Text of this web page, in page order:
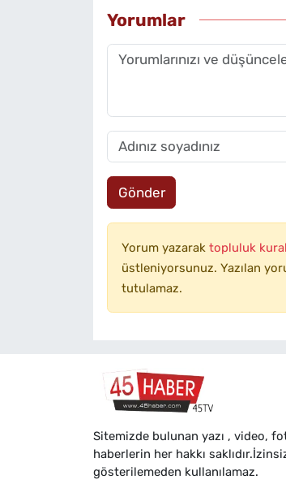
Yorumlar
Gönder
Yorum yazarak topluluk
üstleniyorsunuz. Yazılan
tutulamaz.
Sitemizde bulunan yazı , video,
haberlerin her hakkı
gösterilemeden kullanılamaz.